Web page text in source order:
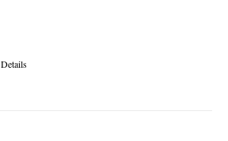
Details